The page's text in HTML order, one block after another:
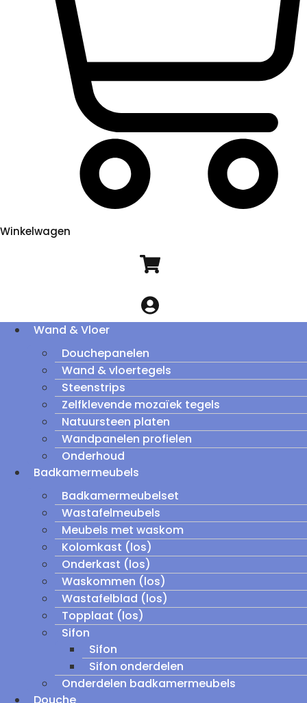
Winkelwagen
Wand & Vloer
Douchepanelen
Wand & vloertegels
Steenstrips
Zelfklevende mozaïek tegels
Natuursteen platen
Wandpanelen profielen
Onderhoud
Badkamermeubels
Badkamermeubelset
Wastafelmeubels
Meubels met waskom
Kolomkast (los)
Onderkast (los)
Waskommen (los)
Wastafelblad (los)
Topplaat (los)
Sifon
Sifon
Sifon onderdelen
Onderdelen badkamermeubels
Douche